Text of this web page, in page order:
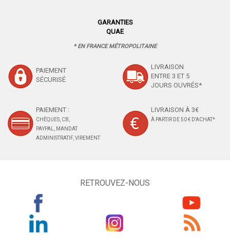
GARANTIES
QUAE
* EN FRANCE MÉTROPOLITAINE
PAIEMENT
SÉCURISÉ
LIVRAISON
ENTRE 3 ET 5
JOURS OUVRÉS*
PAIEMENT :
CHÈQUES, CB,
PAYPAL, MANDAT
ADMINISTRATIF, VIREMENT
LIVRAISON À 3€
À PARTIR DE 50 € D'ACHAT*
RETROUVEZ-NOUS